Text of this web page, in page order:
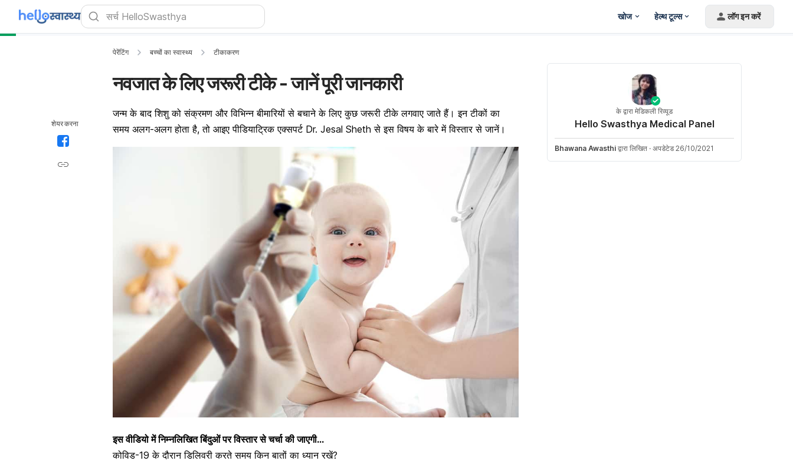
खोज हेल्थ टूल्स लॉग इन करें
शेयर करना
पेरेंटिंग बच्चों का स्वास्थ्य टीकाकरण
नवजात के लिए जरूरी टीके - जानें पूरी जानकारी
जन्म के बाद शिशु को संक्रमण और विभिन्न बीमारियों से बचाने के लिए कुछ जरूरी टीके लगवाए जाते हैं। इन टीकों का
समय अलग-अलग होता है, तो आइए पीडियाट्रिक एक्सपर्ट Dr. Jesal Sheth से इस विषय के बारे में विस्तार से जानें।
इस वीडियो में निम्नलिखित बिंदुओं पर विस्तार से चर्चा की जाएगी…
कोविड-19 के दौरान डिलिवरी करते समय किन बातों का ध्यान रखें?
के द्वारा मेडिकली रिव्यूड
Hello Swasthya Medical Panel
Bhawana Awasthi द्वारा लिखित · अपडेटेड 26/10/2021